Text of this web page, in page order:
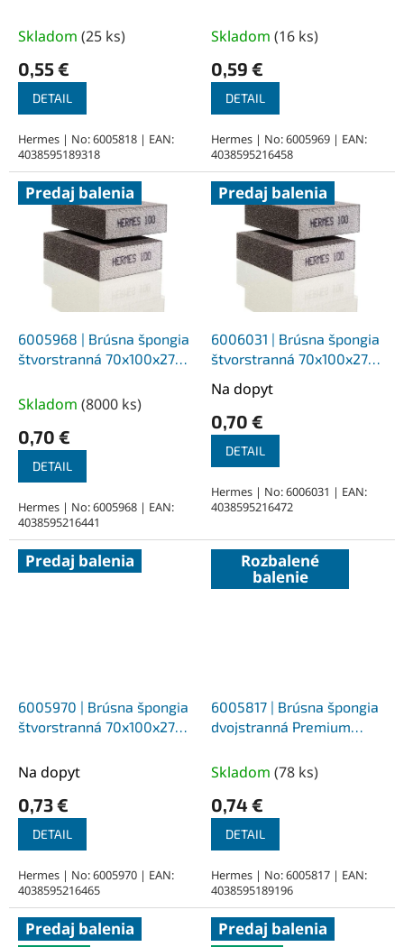
pena Z100
Skladom (25 ks)
0,55 €
DETAIL
Hermes | No: 6005818 | EAN:
4038595189318
Skladom (16 ks)
0,59 €
DETAIL
Hermes | No: 6005969 | EAN:
4038595216458
Predaj balenia
6005968 | Brúsna špongia
štvorstranná 70x100x27
Skladom (8000 ks)
0,70 €
DETAIL
Hermes | No: 6005968 | EAN:
4038595216441
Predaj balenia
6006031 | Brúsna špongia
štvorstranná 70x100x27
mm, korund/PU pena
Z220
Priemerné
hodnotenie
produktu
5,0
z
5
Na dopyt
0,70 €
DETAIL
Hermes | No: 6006031 | EAN:
4038595216472
Predaj balenia
6005970 | Brúsna špongia
štvorstranná 70x100x27
Na dopyt
0,73 €
DETAIL
Hermes | No: 6005970 | EAN:
4038595216465
Rozbalené
balenie
6005817 | Brúsna špongia
dvojstranná Premium
pena Z60
Skladom (78 ks)
0,74 €
DETAIL
Hermes | No: 6005817 | EAN:
4038595189196
Predaj balenia
Predaj balenia